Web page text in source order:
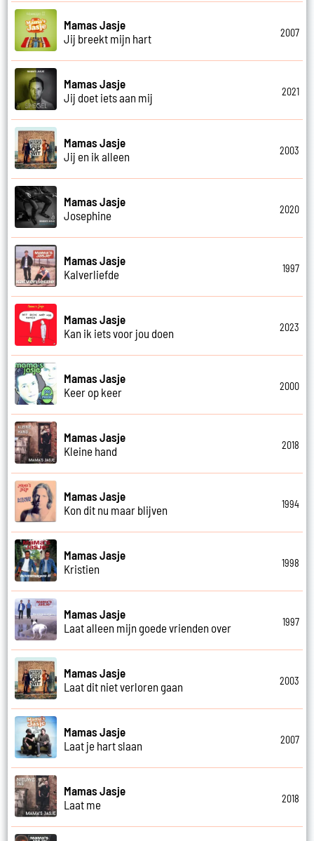
Mamas Jasje
Jij breekt mijn hart
2007
Mamas Jasje
Jij doet iets aan mij
2021
Mamas Jasje
Jij en ik alleen
2003
Mamas Jasje
Josephine
2020
Mamas Jasje
Kalverliefde
1997
Mamas Jasje
Kan ik iets voor jou doen
2023
Mamas Jasje
Keer op keer
2000
Mamas Jasje
Kleine hand
2018
Mamas Jasje
Kon dit nu maar blijven
1994
Mamas Jasje
Kristien
1998
Mamas Jasje
Laat alleen mijn goede vrienden over
1997
Mamas Jasje
Laat dit niet verloren gaan
2003
Mamas Jasje
Laat je hart slaan
2007
Mamas Jasje
Laat me
2018